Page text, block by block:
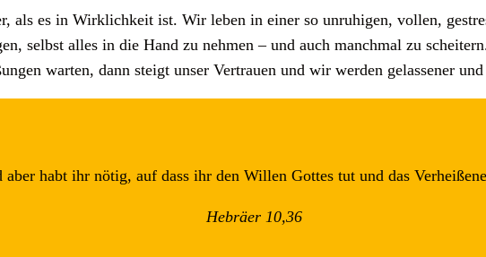
als es in Wirklichkeit ist. Wir leben in einer so unruhigen, vollen,
selbst alles in die Hand zu nehmen – und auch manchmal zu
warten, dann steigt unser Vertrauen und wir werden gelassener
aber habt ihr nötig, auf dass ihr den Willen Gottes tut und das
Hebräer 10,36